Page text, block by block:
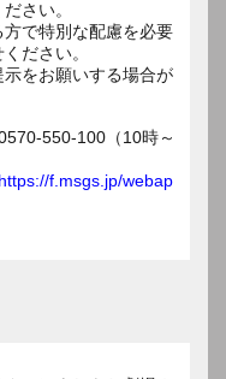
さい。
で特別な配慮を必要
ださい。
をお願いする場合が
550-100（10時～
https://f.msgs.jp/webap